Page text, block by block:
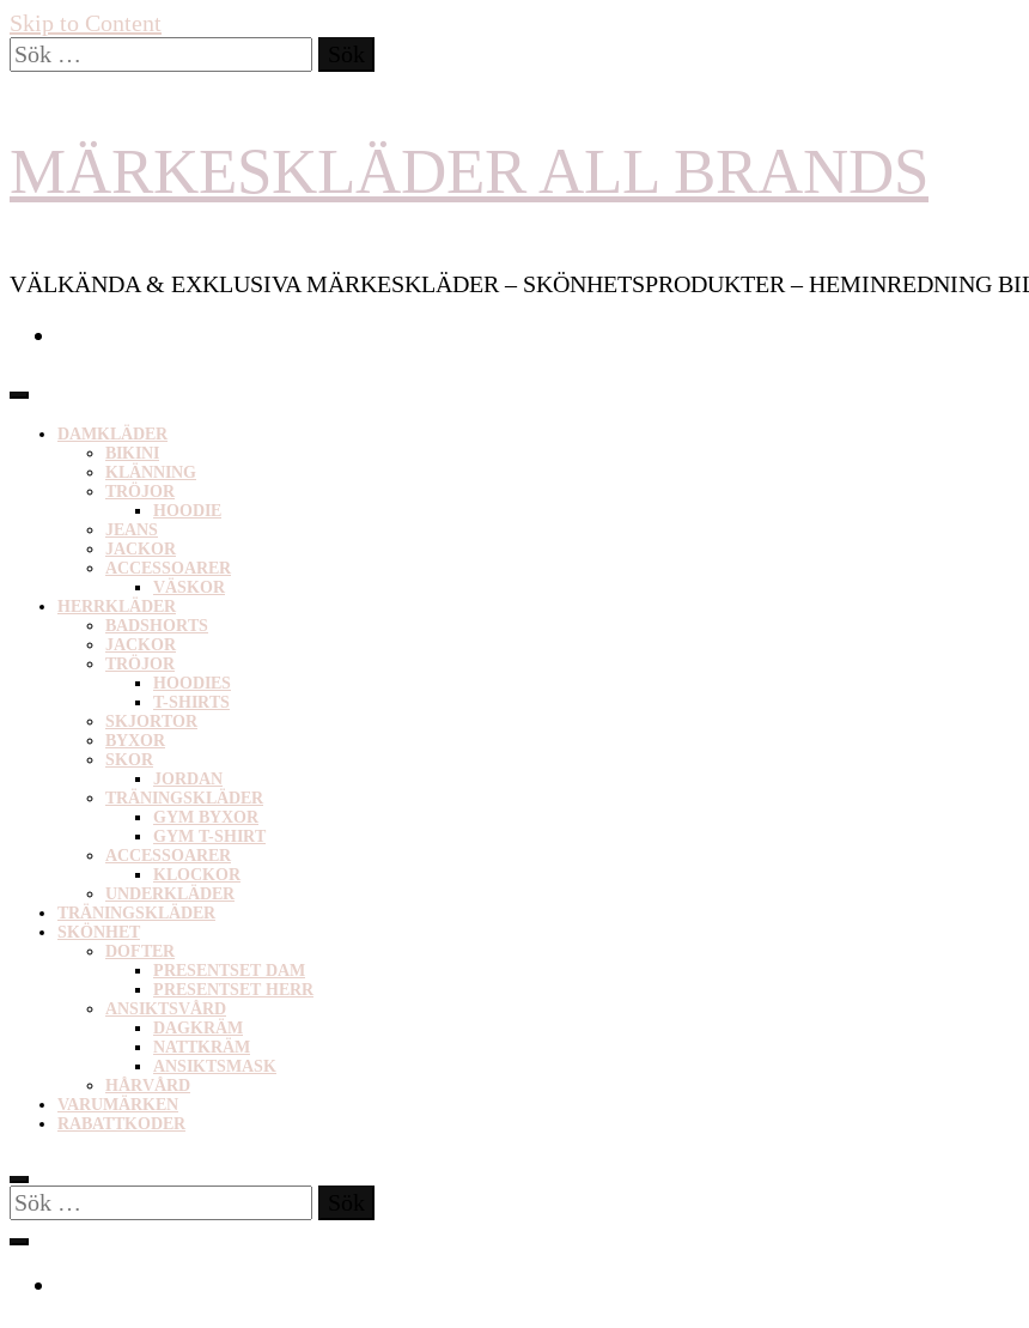
Skip to Content
Sök
efter:
MÄRKESKLÄDER ALL BRANDS
VÄLKÄNDA & EXKLUSIVA MÄRKESKLÄDER – SKÖNHETSPRODUKTER – HEMINREDNING
DAMKLÄDER
BIKINI
KLÄNNING
TRÖJOR
HOODIE
JEANS
JACKOR
ACCESSOARER
VÄSKOR
HERRKLÄDER
BADSHORTS
JACKOR
TRÖJOR
HOODIES
T-SHIRTS
SKJORTOR
BYXOR
SKOR
JORDAN
TRÄNINGSKLÄDER
GYM BYXOR
GYM T-SHIRT
ACCESSOARER
KLOCKOR
UNDERKLÄDER
TRÄNINGSKLÄDER
SKÖNHET
DOFTER
PRESENTSET DAM
PRESENTSET HERR
ANSIKTSVÅRD
DAGKRÄM
NATTKRÄM
ANSIKTSMASK
HÅRVÅRD
VARUMÄRKEN
RABATTKODER
Sök
efter: